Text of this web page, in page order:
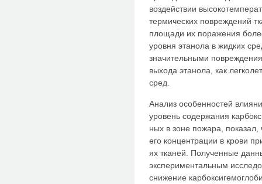
воздействии
термических повреждений
площади их поражения
уровня этанола в жидких
значительными
выхода этанола, как
сред.
Анализ особенностей
уровень содержания
ных в зоне пожара,
его концентрации в крови
ях тканей. Полученные
экспери­ментальным
снижение